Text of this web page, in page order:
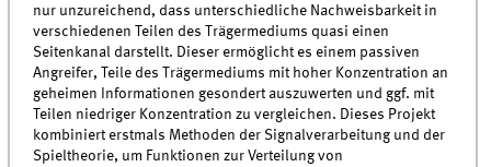
nur unzureichend, dass unterschiedliche Nachweisbarkeit in
verschiedenen Teilen des Trägermediums quasi einen
Seitenkanal darstellt. Dieser ermöglicht es einem passiven
Angreifer, Teile des Trägermediums mit hoher Konzentration an
geheimen Informationen gesondert auszuwerten und ggf. mit
Teilen niedriger Konzentration zu vergleichen. Dieses Projekt
kombiniert erstmals Methoden der Signalverarbeitung und der
Spieltheorie, um Funktionen zur Verteilung von